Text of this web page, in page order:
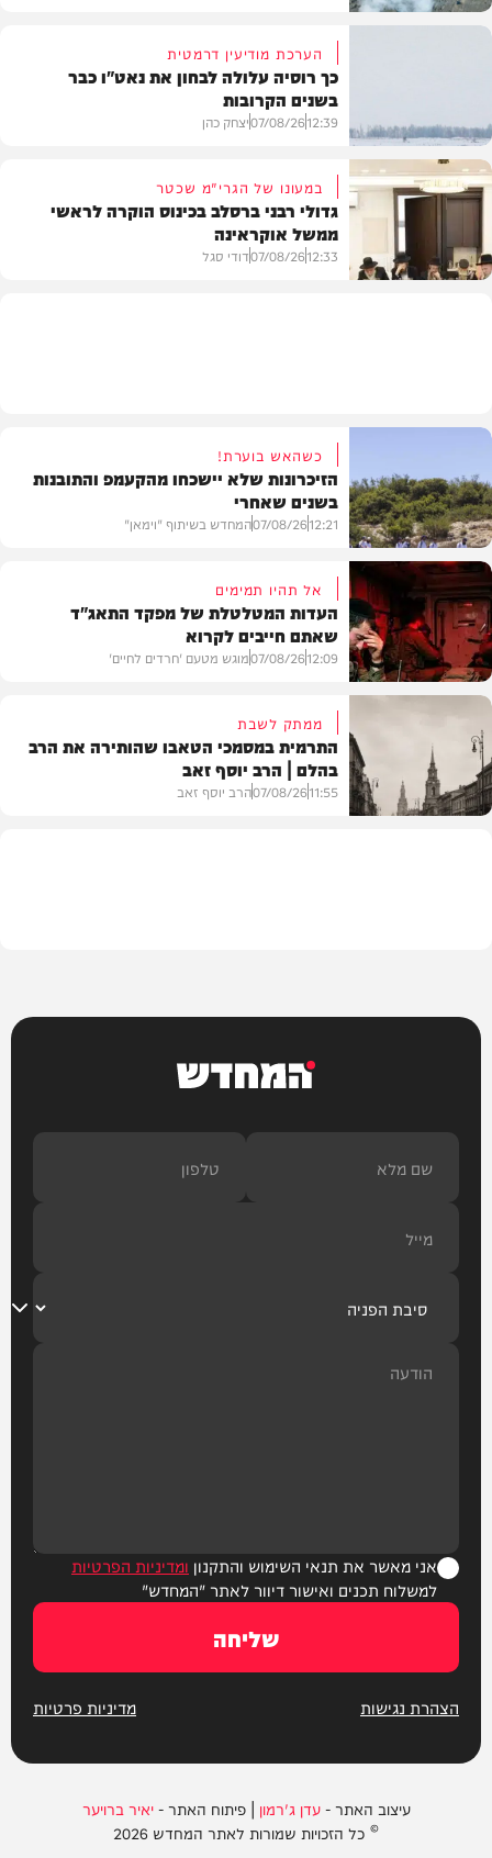
הערכת מודיעין דרמטית
כך רוסיה עלולה לבחון את נאט"ו כבר
בשנים הקרובות
12:39
07/08/26יצחק כהן
במעונו של הגרי"מ שכטר
גדולי רבני ברסלב בכינוס הוקרה לראשי
ממשל אוקראינה
12:33
07/08/26דודי סגל
וידאו
כשהאש בוערת!
הזיכרונות שלא יישכחו מהקעמפ והתובנות
בשנים שאחרי
12:21
07/08/26המחדש בשיתוף "וימאן"
דעות
אל תהיו תמימים
העדות המטלטלת של מפקד התאג"ד
שאתם חייבים לקרוא
12:09
07/08/26מוגש מטעם 'חרדים לחיים'
ממתק לשבת
התרמית במסמכי הטאבו שהותירה את הרב
בהלם | הרב יוסף זאב
11:55
07/08/26הרב יוסף זאב
המחדש
אני מאשר את תנאי השימוש והתקנון ומדיניות הפרטיות
למשלוח תכנים ואישור דיוור לאתר "המחדש"
שליחה
הצהרת נגישות מדיניות פרטיות
עיצוב האתר -עדן ג'רמון | פיתוח האתר -יאיר ברויער
© כל הזכויות שמורות לאתר המחדש 2026